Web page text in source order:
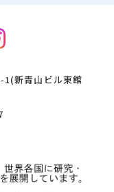
1(新青山ビル東館